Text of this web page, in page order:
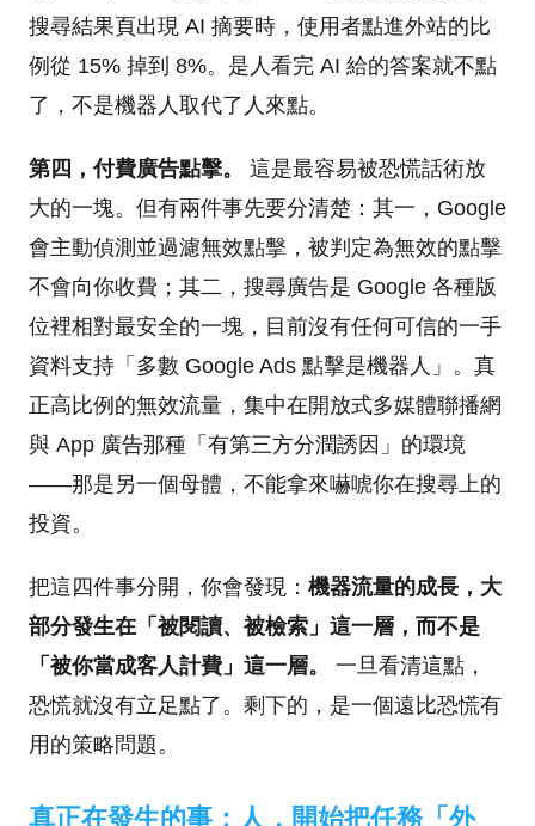
搜尋結果頁出現 AI 摘要時，使用者點進外站的比
例從 15% 掉到 8%。是人看完 AI 給的答案就不點
了，不是機器人取代了人來點。
第四，付費廣告點擊。
這是最容易被恐慌話術放
大的一塊。但有兩件事先要分清楚：其一，Google
會主動偵測並過濾無效點擊，被判定為無效的點擊
不會向你收費；其二，搜尋廣告是 Google 各種版
位裡相對最安全的一塊，目前沒有任何可信的一手
資料支持「多數 Google Ads 點擊是機器人」。真
正高比例的無效流量，集中在開放式多媒體聯播網
與 App 廣告那種「有第三方分潤誘因」的環境
——那是另一個母體，不能拿來嚇唬你在搜尋上的
投資。
把這四件事分開，你會發現： 機器流量的成長，大
部分發生在「被閱讀、被檢索」這一層，而不是
「被你當成客人計費」這一層。
一旦看清這點，
恐慌就沒有立足點了。剩下的，是一個遠比恐慌有
用的策略問題。
真正在發生的事：人，開始把任務「外